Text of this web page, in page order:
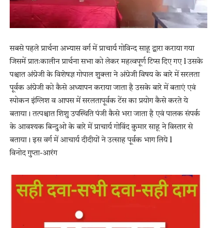
सबसे पहले प्रार्थना अभ्यास वर्ग में प्राचार्य गोविन्द साहू द्वारा कराया गया
जिसमें प्रातःकालीन प्रार्थना सभा को लेकर महत्वपूर्ण टिप्स दिए गए l उसके
पश्चात अंग्रेजी के विशेषज्ञ गोपाल शुक्ला ने अंग्रेजी विषय के बारे में सरलता
पूर्वक अंग्रेजी को कैसे अध्यापन कराया जाता है उसके बारे में बताएं एवं
स्पोकन इंग्लिश व आपस में सरलतापूर्वक टेंस का प्रयोग कैसे करते ये
बताया। तत्पश्चात शिशु उपस्थिति पंजी कैसे भरा जाता है एवं पालक संपर्क
के आवश्यक बिन्दुओ के बारे में प्राचार्य गोविंद कुमार साहू ने विस्तार से
बताया। इस वर्ग में आचार्य दीदीयों ने उत्साह पूर्वक भाग लिये l
विनोद गुप्ता-आरंग